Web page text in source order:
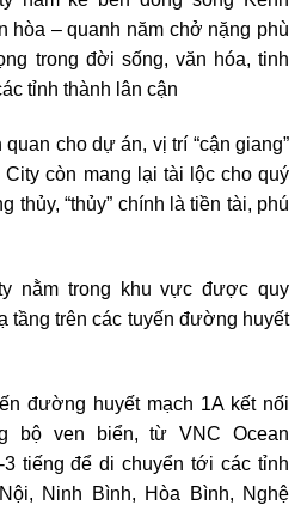
hòa – quanh năm chở nặng phù
trong đời sống, văn hóa, tinh
tỉnh thành lân cận
cho dự án, vị trí “cận giang”
còn mang lại tài lộc cho quý
thủy, “thủy” chính là tiền tài, phú
nằm trong khu vực được quy
tầng trên các tuyến đường huyết
đường huyết mạch 1A kết nối
bộ ven biển, từ VNC Ocean
tiếng để di chuyển tới các tỉnh
Ninh Bình, Hòa Bình, Nghệ